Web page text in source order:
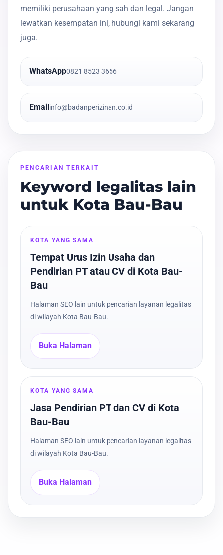
memiliki perusahaan yang sah dan legal. Jangan
lewatkan kesempatan ini, hubungi kami sekarang
juga.
WhatsApp0821 8523 3656
Email info@badanperizinan.co.id
PENCARIAN TERKAIT
Keyword legalitas lain
untuk Kota Bau-Bau
KOTA YANG SAMA
Tempat Urus Izin Usaha dan
Pendirian PT atau CV di Kota Bau-
Bau
Halaman SEO lain untuk pencarian layanan legalitas
di wilayah Kota Bau-Bau.
Buka Halaman
KOTA YANG SAMA
Jasa Pendirian PT dan CV di Kota
Bau-Bau
Halaman SEO lain untuk pencarian layanan legalitas
di wilayah Kota Bau-Bau.
Buka Halaman